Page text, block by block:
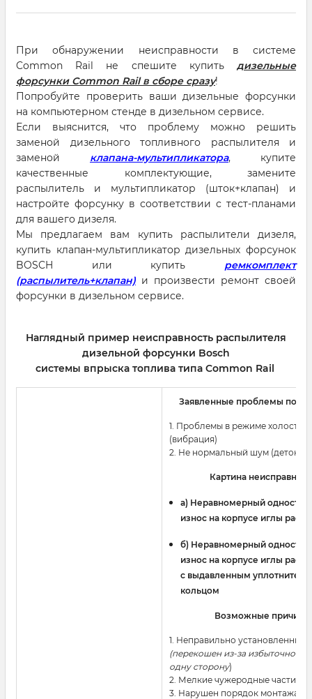
При обнаружении неисправности в системе
Common Rail не спешите купить дизельные
форсунки Common Rail в сборе сразу!
Попробуйте проверить ваши дизельные форсунки
на компьютерном стенде в дизельном сервисе.
Если выяснится, что проблему можно решить
заменой дизельного топливного распылителя и
заменой клапана-мультипликатора, купите
качественные комплектующие, замените
распылитель и мультипликатор (шток+клапан) и
настройте форсунку в соответствии с тест-планами
для вашего дизеля.
Мы предлагаем вам купить распылители дизеля,
купить клапан-мультипликатор дизельных форсунок
BOSCH или купить ремкомплект
(распылитель+клапан) и произвести ремонт своей
форсунки в дизельном сервисе.
Наглядный пример неисправность распылителя
дизельной форсунки Bosch
системы впрыска топлива типа Common Rail
Заявленные проблемы
1. Проблемы в режиме
(вибрация)
2. Не нормальный шум
Картина
a) Неравномерный
износ на корпусе иглы
б) Неравномерный
износ на корпусе иглы
с выдавленным
кольцом
Возможные причины
1. Неправильно установленный
(перекошен из-за избыточного
одну сторону)
2. Мелкие чужеродные частицы
3. Нарушен порядок монтажа